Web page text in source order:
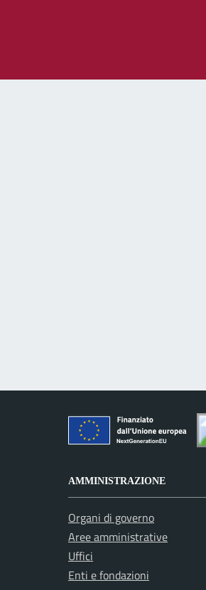
AMMINISTRAZIONE
Organi di governo
Aree amministrative
Uffici
Enti e fondazioni